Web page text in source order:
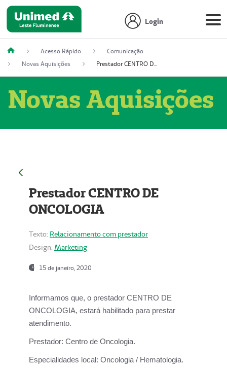
Login
Acesso Rápido
Comunicação
Novas Aquisições
Prestador CENTRO DE ONCOLOGIA
Novas Aquisições
Prestador CENTRO DE
ONCOLOGIA
Texto: Relacionamento com prestador
Design: Marketing
15 de janeiro, 2020
Informamos que, o prestador CENTRO DE
ONCOLOGIA, estará habilitado para prestar
atendimento.
Prestador: Centro de Oncologia.
Especialidades local: Oncologia / Hematologia.